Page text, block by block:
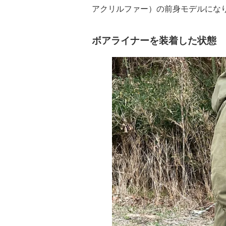
アクリルファー）の前身モデルにな
ボアライナーを装着した状態